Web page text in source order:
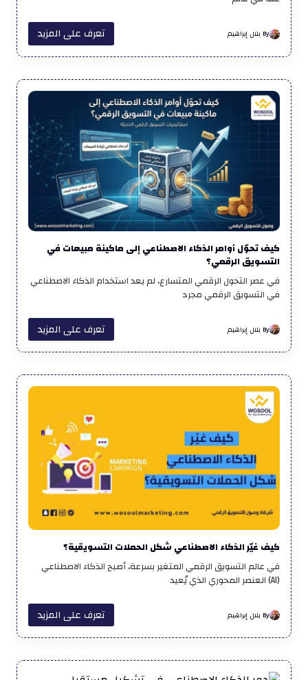
By بلال إبراهيم تعرف على المزيد
كيف تحوّل أوامر الذكاء الاصطناعي إلى ماكينة مبيعات في
التسويق الرقمي؟
في عصر التحول الرقمي المتسارع، لم يعد استخدام الذكاء الاصطناعي
في التسويق الرقمي مجرد
By بلال إبراهيم تعرف على المزيد
كيف غيّر الذكاء الاصطناعي شكل الحملات التسويقية؟
في عالم التسويق الرقمي المتغير بسرعة، أصبح الذكاء الاصطناعي
(AI) العنصر المحوري الذي يُعيد
By بلال إبراهيم تعرف على المزيد